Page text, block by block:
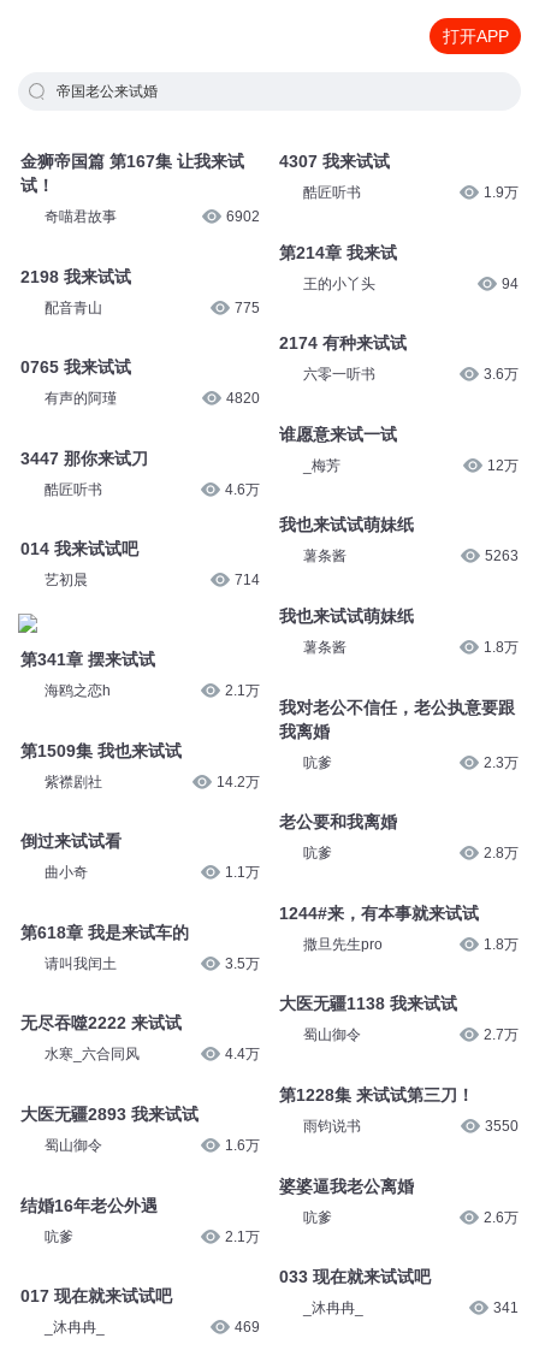
打开APP
帝国老公来试婚
金狮帝国篇 第167集 让我来试
试！
奇喵君故事 6902
2198 我来试试
配音青山 775
0765 我来试试
有声的阿瑾 4820
3447 那你来试刀
酷匠听书 4.6万
014 我来试试吧
艺初晨 714
第341章 摆来试试
海鸥之恋h 2.1万
第1509集 我也来试试
紫襟剧社 14.2万
倒过来试试看
曲小奇 1.1万
第618章 我是来试车的
请叫我闰土 3.5万
无尽吞噬2222 来试试
水寒_六合同风 4.4万
大医无疆2893 我来试试
蜀山御令 1.6万
结婚16年老公外遇
吭爹 2.1万
017 现在就来试试吧
_沐冉冉_ 469
4307 我来试试
酷匠听书 1.9万
第214章 我来试
王的小丫头 94
2174 有种来试试
六零一听书 3.6万
谁愿意来试一试
_梅芳 12万
我也来试试萌妹纸
薯条酱 5263
我也来试试萌妹纸
薯条酱 1.8万
我对老公不信任，老公执意要跟
我离婚
吭爹 2.3万
老公要和我离婚
吭爹 2.8万
1244#来，有本事就来试试
撒旦先生pro 1.8万
大医无疆1138 我来试试
蜀山御令 2.7万
第1228集 来试试第三刀！
雨钧说书 3550
婆婆逼我老公离婚
吭爹 2.6万
033 现在就来试试吧
_沐冉冉_ 341